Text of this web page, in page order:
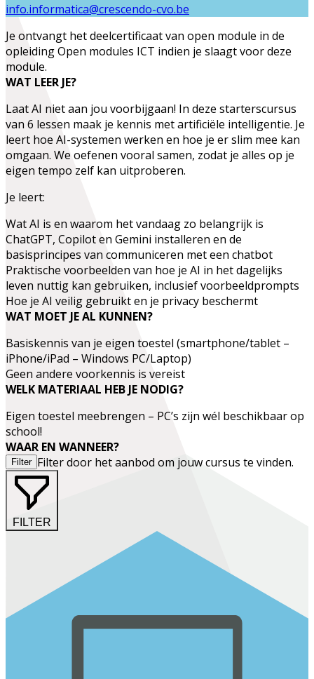
info.informatica@crescendo-cvo.be
Je ontvangt het deelcertificaat van open module in de
opleidingOpen modules ICT indien je slaagt voor deze
module.
WAT LEER JE?
Laat AI niet aan jou voorbijgaan! In deze starterscursus
van 6 lessen maak je kennis met artificiële intelligentie. Je
leert hoe AI-systemen werken en hoe je er slim mee kan
omgaan. We oefenen vooral samen, zodat je alles op je
eigen tempo zelf kan uitproberen.
Je leert:
Wat AI is en waarom het vandaag zo belangrijk is
ChatGPT, Copilot en Gemini installeren en de
basisprincipes van communiceren met een chatbot
Praktische voorbeelden van hoe je AI in het dagelijks
leven nuttig kan gebruiken, inclusief voorbeeldprompts
Hoe je AI veilig gebruikt en je privacy beschermt
WAT MOET JE AL KUNNEN?
Basiskennis van je eigen toestel (smartphone/tablet –
iPhone/iPad – Windows PC/Laptop)
Geen andere voorkennis is vereist
WELK MATERIAAL HEB JE NODIG?
Eigen toestel meebrengen – PC’s zijn wél beschikbaar op
school!
WAAR EN WANNEER?
Filter Filter door het aanbod om jouw cursus te vinden.
FILTER